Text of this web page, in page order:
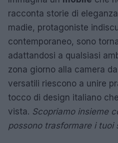
racconta storie di
madie, protagoniste
contemporaneo, sono
adattandosi a qualsiasi
zona giorno alla camera
versatili riescono a unire
tocco di design italiano
vista. Scopriamo insieme
possono trasformare i tuoi